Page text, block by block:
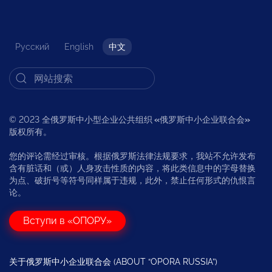
Русский English 中文
© 2023 全俄罗斯中小型企业公共组织 «俄罗斯中小企业联合会»
版权所有。
您的评论需经过审核。根据俄罗斯法律法规要求，我站不允许发布
含有脏话和（或）人身攻击性质的内容，将此类信息中的字母替换
为点、破折号等符号同样属于违规，此外，禁止任何形式的仇恨言
论。
Вступи в «ОПОРУ»
关于俄罗斯中小企业联合会 (ABOUT “OPORA RUSSIA”)